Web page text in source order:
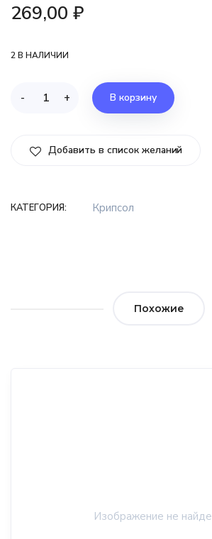
269,00 ₽
2 В НАЛИЧИИ
+
- В корзину
Добавить в список желаний
КАТЕГОРИЯ: Крипсол
Похожие